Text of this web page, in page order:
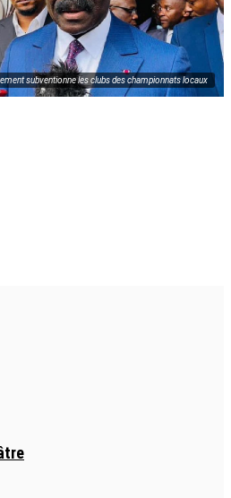
subventionne les clubs des championnats locaux